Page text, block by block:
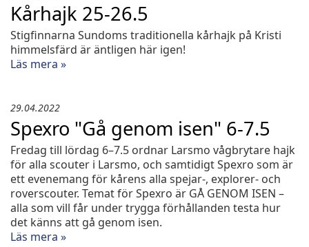
Kårhajk 25-26.5
Stigfinnarna Sundoms traditionella kårhajk på Kristi
himmelsfärd är äntligen här igen!
Läs mera »
Spexro "Gå genom isen" 6-7.5
Fredag till lördag 6–7.5 ordnar Larsmo vågbrytare hajk
för alla scouter i Larsmo, och samtidigt Spexro som är
ett evenemang för kårens alla spejar-, explorer- och
roverscouter. Temat för Spexro är GÅ GENOM ISEN –
alla som vill får under trygga förhållanden testa hur
det känns att gå genom isen.
Läs mera »
29.04.2022